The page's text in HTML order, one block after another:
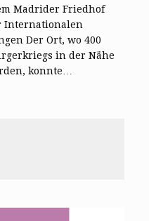
Madrider Friedhof
Internationalen
Der Ort, wo 400
in der Nähe
konnte…